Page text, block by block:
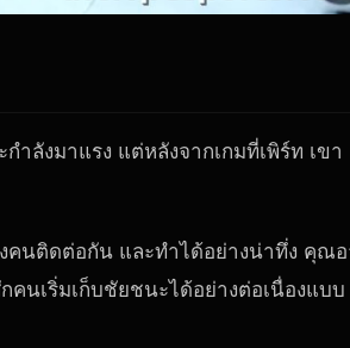
ำลังมาแรง แต่หลังจากเกมที่เพิร์ท เขา
คนติดต่อกัน และทำได้อย่างน่าทึ่ง คุณ
คนเริ่มเก็บชัยชนะได้อย่างต่อเนื่องแบบ